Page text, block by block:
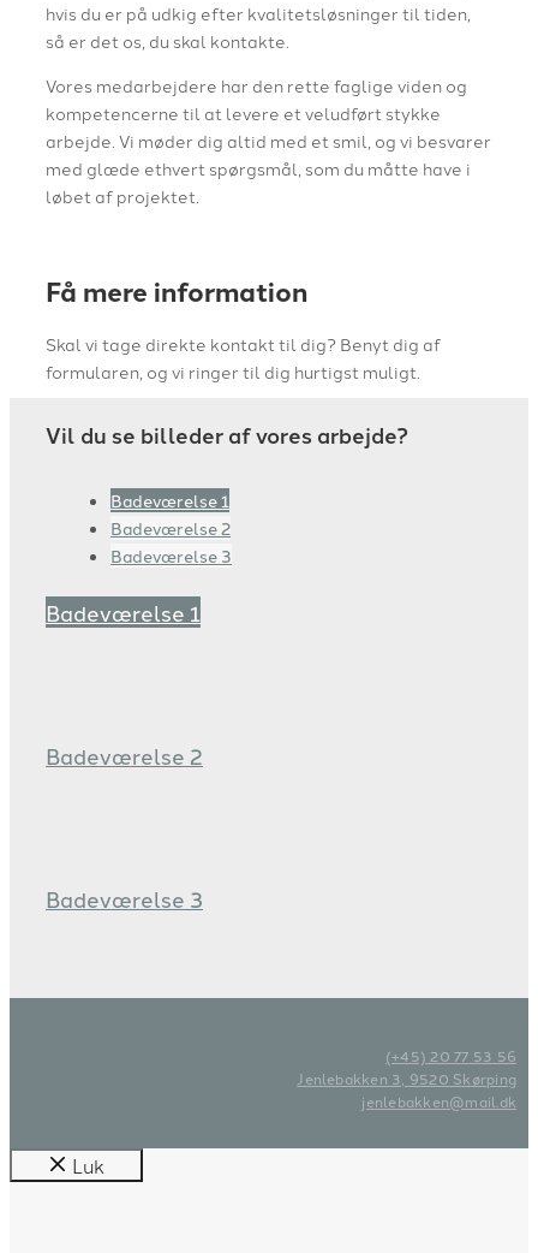
hvis du er på udkig efter kvalitetsløsninger til tiden,
så er det os, du skal kontakte.
Vores medarbejdere har den rette faglige viden og
kompetencerne til at levere et veludført stykke
arbejde. Vi møder dig altid med et smil, og vi besvarer
med glæde ethvert spørgsmål, som du måtte have i
løbet af projektet.
Få mere information
Skal vi tage direkte kontakt til dig? Benyt dig af
formularen, og vi ringer til dig hurtigst muligt.
Vil du se billeder af vores arbejde?
Badeværelse 1
Badeværelse 2
Badeværelse 3
Badeværelse 1
Badeværelse 2
Badeværelse 3
(+45) 20 77 53 56
Jenlebakken 3, 9520 Skørping
jenlebakken@mail.dk
Luk